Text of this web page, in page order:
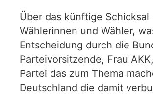
Über das künftige
Wählerinnen und Wähler,
Entscheidung durch die
Parteivorsitzende, Frau
Partei das zum Thema
Deutschland die damit